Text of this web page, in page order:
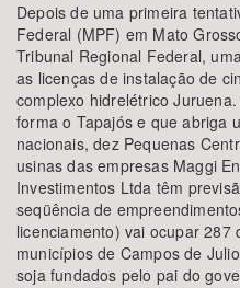
Tema
Subtema
Área de Levantamento
Área Protegida
Depois de uma primeira
Federal (MPF) em Mato
Tribunal Regional Federal,
as licenças de instalação de
complexo hidrelétrico
forma o Tapajós e que abriga
nacionais, dez Pequenas
usinas das empresas Maggi
Investimentos Ltda têm
seqüência de
licenciamento) vai ocupar
municípios de Campos de
soja fundados pelo pai do